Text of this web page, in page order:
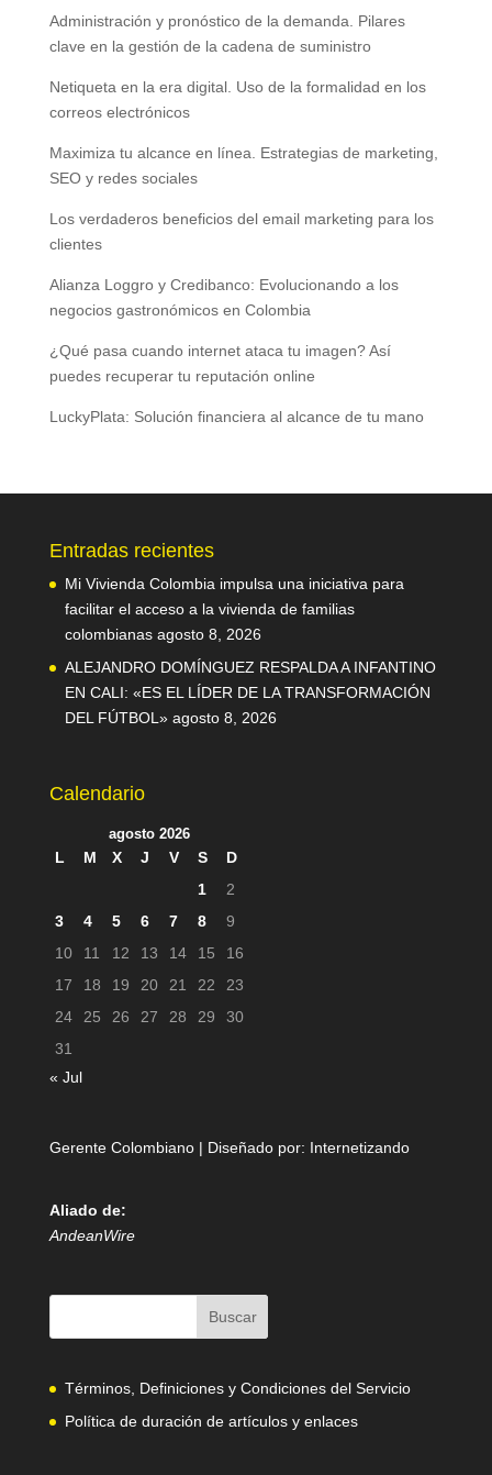
Administración y pronóstico de la demanda. Pilares
clave en la gestión de la cadena de suministro
Netiqueta en la era digital. Uso de la formalidad en los
correos electrónicos
Maximiza tu alcance en línea. Estrategias de marketing,
SEO y redes sociales
Los verdaderos beneficios del email marketing para los
clientes
Alianza Loggro y Credibanco: Evolucionando a los
negocios gastronómicos en Colombia
¿Qué pasa cuando internet ataca tu imagen? Así
puedes recuperar tu reputación online
LuckyPlata: Solución financiera al alcance de tu mano
Entradas recientes
Mi Vivienda Colombia impulsa una iniciativa para
facilitar el acceso a la vivienda de familias
colombianas agosto 8, 2026
ALEJANDRO DOMÍNGUEZ RESPALDA A INFANTINO
EN CALI: «ES EL LÍDER DE LA TRANSFORMACIÓN
DEL FÚTBOL» agosto 8, 2026
Calendario
agosto 2026
L M X J V S
D
1
2
3
4 5 6 7 8
9
10
11 12 13 14 15
16
17
18 19 20 21 22
23
24
25 26 27 28 29
30
31
« Jul
Gerente Colombiano | Diseñado por: Internetizando
Aliado de:
AndeanWire
Términos, Definiciones y Condiciones del Servicio
Política de duración de artículos y enlaces